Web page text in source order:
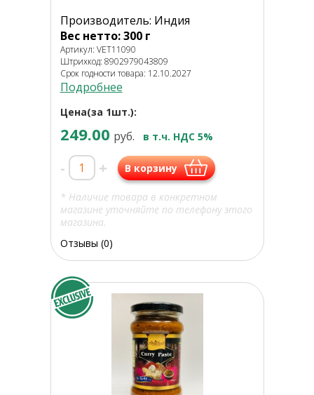
Производитель: Индия
Вес нетто: 300 г
Артикул: VET11090
Штрихкод: 8902979043809
Срок годности товара: 12.10.2027
Подробнее
Цена(за 1шт.):
249.00 руб. в т.ч. НДС 5%
- + В корзину
* Наличие товара в конкретном
магазине уточняйте по телефону этого
магазина.
Отзывы (0)